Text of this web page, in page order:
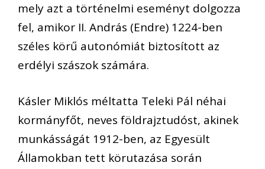
mely azt a történelmi eseményt dolgozza
fel, amikor II. András (Endre) 1224-ben
széles körű autonómiát biztosított az
erdélyi szászok számára.
Kásler Miklós méltatta Teleki Pál néhai
kormányfőt, neves földrajztudóst, akinek
munkásságát 1912-ben, az Egyesült
Államokban tett körutazása során